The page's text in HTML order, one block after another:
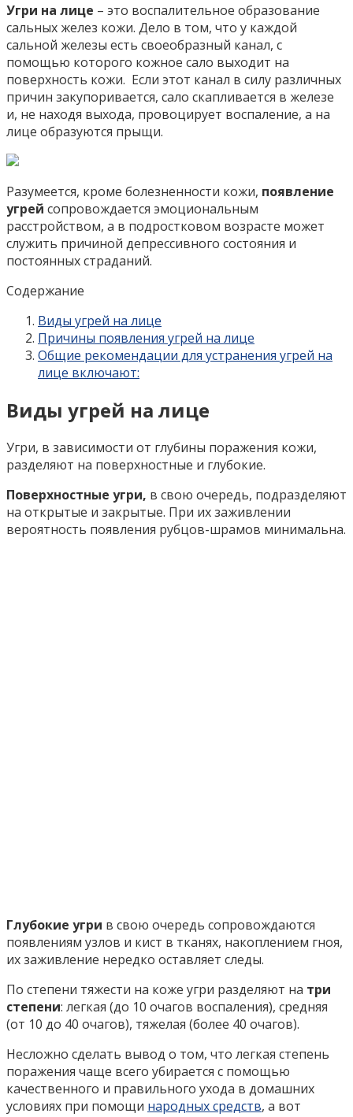
Угри на лице – это воспалительное образование
сальных желез кожи. Дело в том, что у каждой
сальной железы есть своеобразный канал, с
помощью которого кожное сало выходит на
поверхность кожи. Если этот канал в силу различных
причин закупоривается, сало скапливается в железе
и, не находя выхода, провоцирует воспаление, а на
лице образуются прыщи.
Разумеется, кроме болезненности кожи, появление
угрей сопровождается эмоциональным
расстройством, а в подростковом возрасте может
служить причиной депрессивного состояния и
постоянных страданий.
Содержание
Виды угрей на лице
Причины появления угрей на лице
Общие рекомендации для устранения угрей на
лице включают:
Виды угрей на лице
Угри, в зависимости от глубины поражения кожи,
разделяют на поверхностные и глубокие.
Поверхностные угри, в свою очередь, подразделяют
на открытые и закрытые. При их заживлении
вероятность появления рубцов-шрамов минимальна.
Глубокие угри в свою очередь сопровождаются
появлениям узлов и кист в тканях, накоплением гноя,
их заживление нередко оставляет следы.
По степени тяжести на коже угри разделяют на три
степени: легкая (до 10 очагов воспаления), средняя
(от 10 до 40 очагов), тяжелая (более 40 очагов).
Несложно сделать вывод о том, что легкая степень
поражения чаще всего убирается с помощью
качественного и правильного ухода в домашних
условиях при помощи народных средств, а вот